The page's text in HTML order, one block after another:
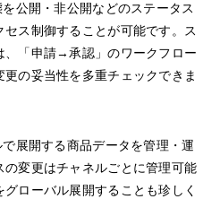
公開・非公開などのステータス
ス制御することが可能です。ス
、「申請→承認」のワークフロー
の妥当性を多重チェックできま
展開する商品データを管理・運
変更はチャネルごとに管理可能
ローバル展開することも珍しく